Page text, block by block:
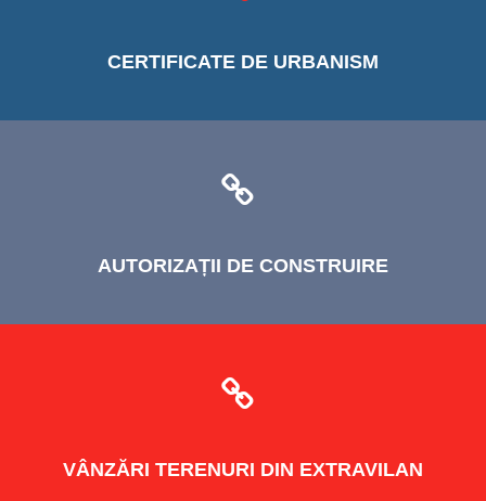
CERTIFICATE DE URBANISM
AUTORIZAȚII DE CONSTRUIRE
VÂNZĂRI TERENURI DIN EXTRAVILAN